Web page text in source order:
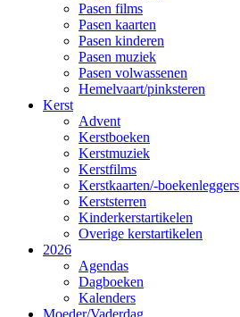
Pasen films
Pasen kaarten
Pasen kinderen
Pasen muziek
Pasen volwassenen
Hemelvaart/pinksteren
Kerst
Advent
Kerstboeken
Kerstmuziek
Kerstfilms
Kerstkaarten/-boekenleggers
Kerststerren
Kinderkerstartikelen
Overige kerstartikelen
2026
Agendas
Dagboeken
Kalenders
Moeder/Vaderdag